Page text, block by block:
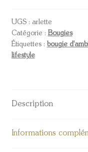
UGS : arlette
Catégorie : Bougies
Étiquettes : bougie
lifestyle
Description
Informations